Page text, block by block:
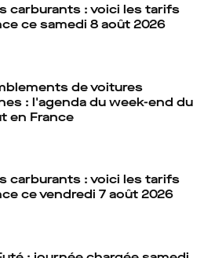
carburants : voici les tarifs
ce samedi 8 août 2026
de voitures
: l'agenda du week-end du
en France
carburants : voici les tarifs
ce vendredi 7 août 2026